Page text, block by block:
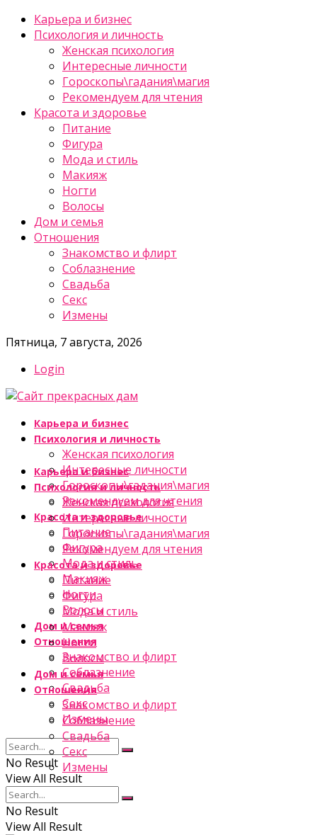
Карьера и бизнес
Психология и личность
Женская психология
Интересные личности
Гороскопы\гадания\магия
Рекомендуем для чтения
Красота и здоровье
Питание
Фигура
Мода и стиль
Макияж
Ногти
Волосы
Дом и семья
Отношения
Знакомство и флирт
Соблазнение
Свадьба
Секс
Измены
Пятница, 7 августа, 2026
Login
Карьера и бизнес
Психология и личность
Женская психология
Интересные личности
Гороскопы\гадания\магия
Рекомендуем для чтения
Красота и здоровье
Питание
Фигура
Мода и стиль
Макияж
Ногти
Волосы
Дом и семья
Отношения
Знакомство и флирт
Соблазнение
Свадьба
Секс
Измены
No Result
View All Result
Карьера и бизнес
Психология и личность
Женская психология
Интересные личности
Гороскопы\гадания\магия
Рекомендуем для чтения
Красота и здоровье
Питание
Фигура
Мода и стиль
Макияж
Ногти
Волосы
Дом и семья
Отношения
Знакомство и флирт
Соблазнение
Свадьба
Секс
Измены
No Result
View All Result